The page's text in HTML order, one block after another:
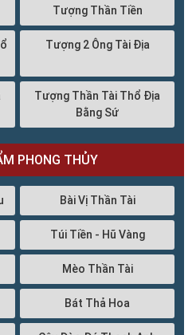
Tượng Thần Tiền
Tượng 2 Ông Tài Địa
Tượng Thần Tài Thổ Địa
Bằng Sứ
PHONG THỦY
Bài Vị Thần Tài
Túi Tiền - Hũ Vàng
Mèo Thần Tài
Bát Thả Hoa